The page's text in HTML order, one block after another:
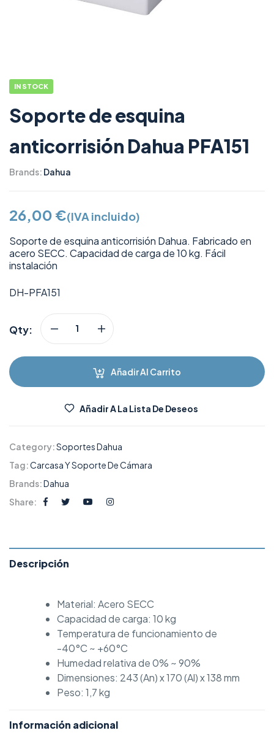
IN STOCK
Soporte de esquina
anticorrisión Dahua PFA151
Brands: Dahua
26,00 €(IVA incluido)
Soporte de esquina anticorrisión Dahua. Fabricado en
acero SECC. Capacidad de carga de 10 kg. Fácil
instalación
DH-PFA151
Qty:
Añadir Al Carrito
Añadir A La Lista De Deseos
Category:Soportes Dahua
Tag:Carcasa Y Soporte De Cámara
Brands:Dahua
Share:
Descripción
Material: Acero SECC
Capacidad de carga: 10 kg
Temperatura de funcionamiento de
-40°C ~ +60°C
Humedad relativa de 0% ~ 90%
Dimensiones: 243 (An) x 170 (Al) x 138 mm
Peso: 1,7 kg
Información adicional